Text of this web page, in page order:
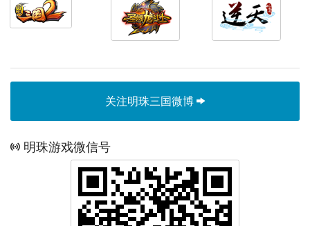
关注明珠三国微博
明珠游戏微信号